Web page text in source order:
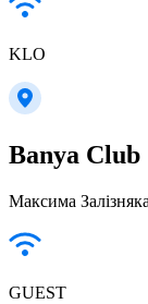
KLO
Banya Club
Максима
GUEST